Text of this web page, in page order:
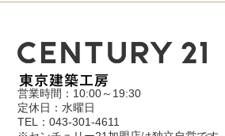
営業時間：10:00～19:30
定休日：水曜日
TEL：043-301-4611